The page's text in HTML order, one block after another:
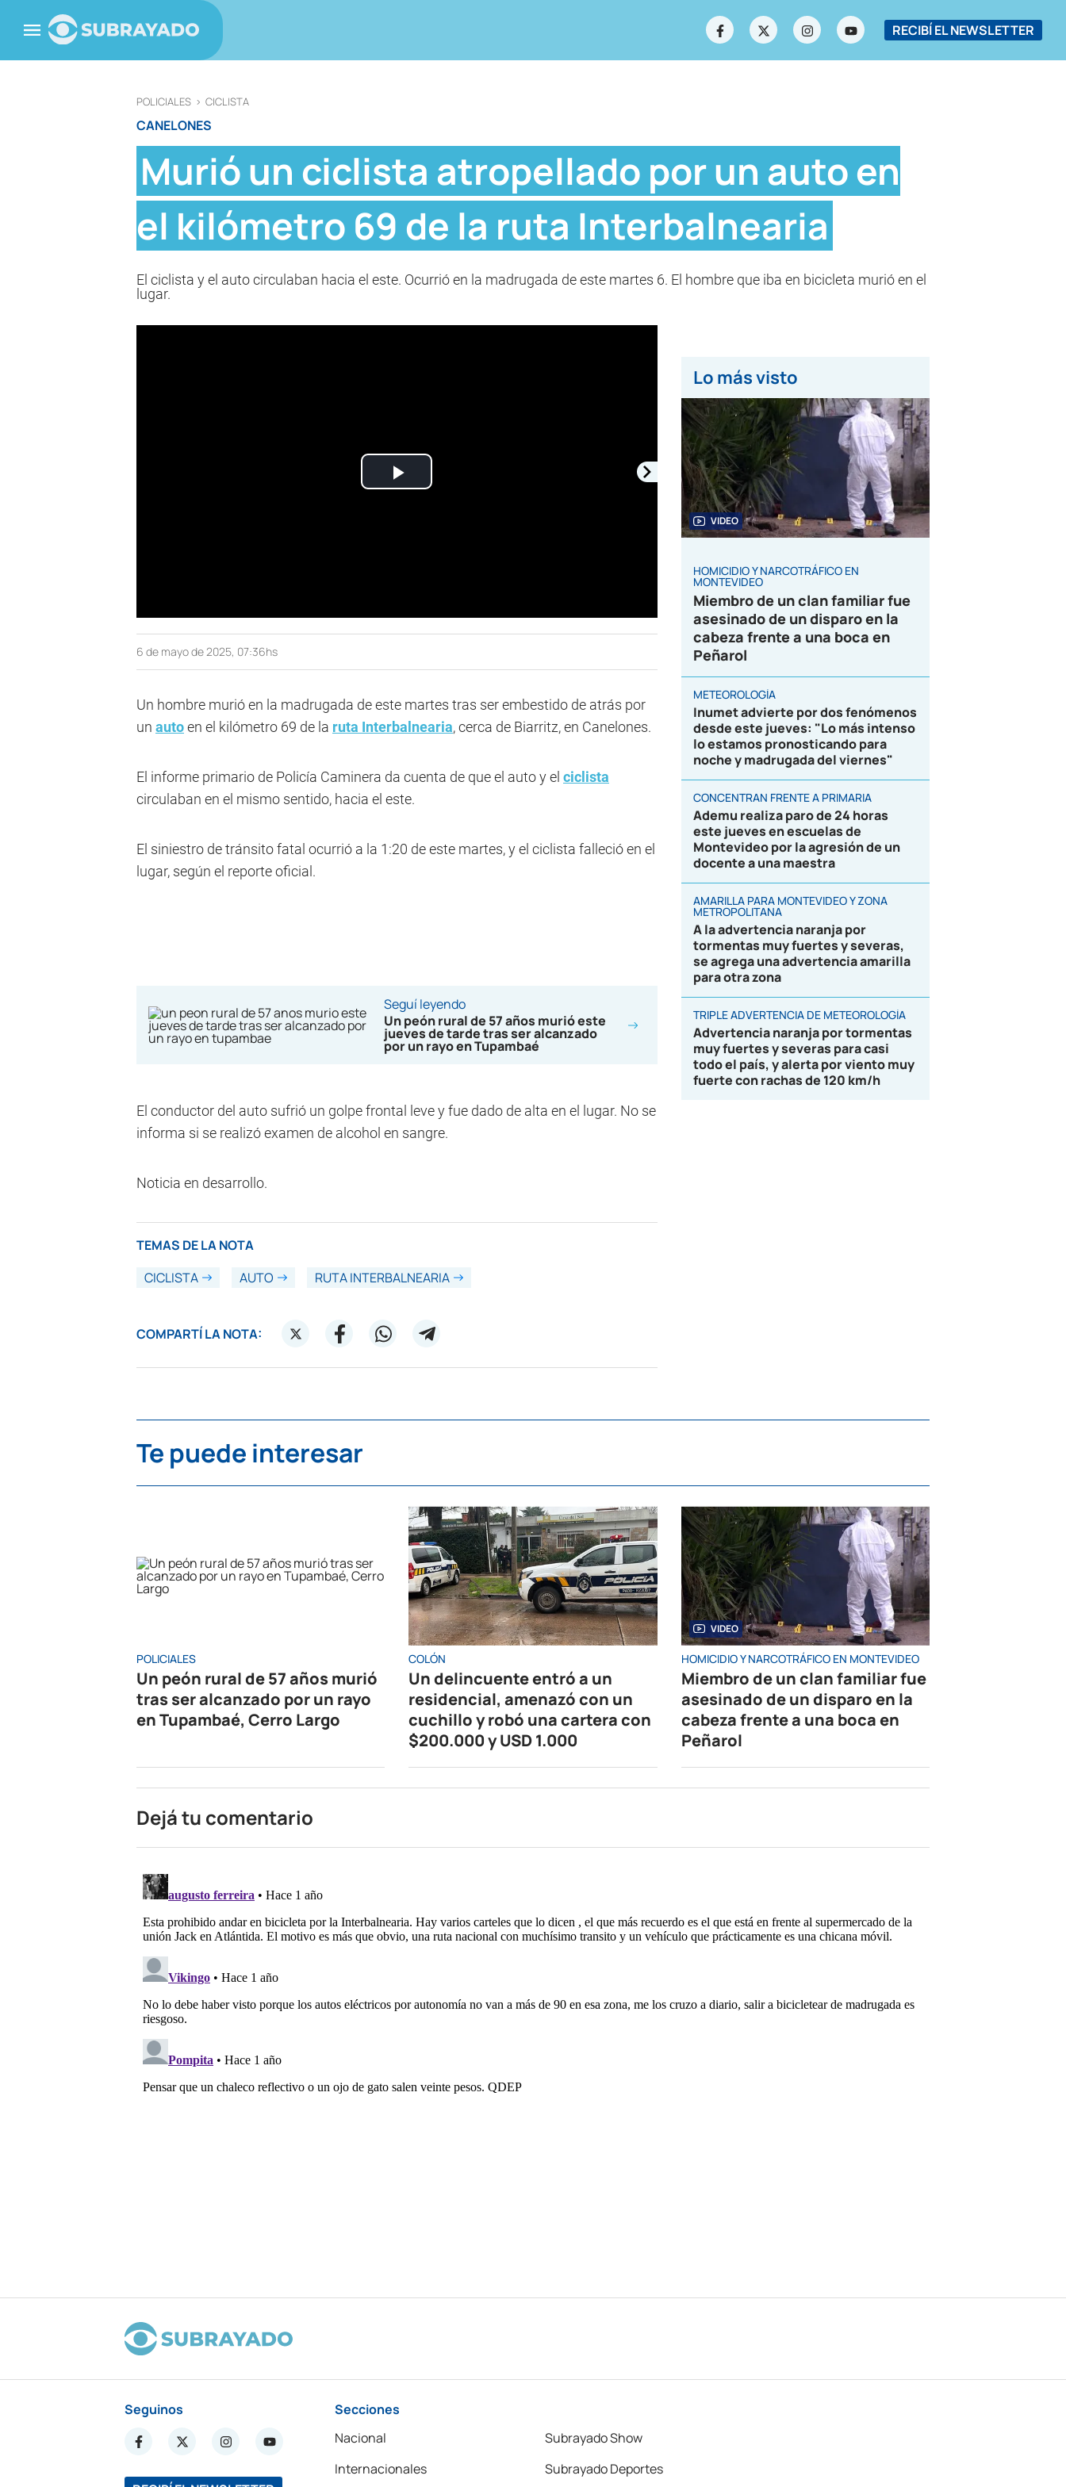
RECIBÍ EL NEWSLETTER
POLICIALES > CICLISTA
CANELONES
Murió un ciclista atropellado por un auto en
el kilómetro 69 de la ruta Interbalnearia
El ciclista y el auto circulaban hacia el este. Ocurrió en la madrugada de este martes 6. El hombre que iba en bicicleta murió en el
lugar.
Play
6 de mayo de 2025, 07:36hs
Un hombre murió en la madrugada de este martes tras ser embestido de atrás por
un autoen el kilómetro 69 de la ruta Interbalnearia, cerca de Biarritz, en Canelones.
El informe primario de Policía Caminera da cuenta de que el auto y el ciclista
circulaban en el mismo sentido, hacia el este.
El siniestro de tránsito fatal ocurrió a la 1:20 de este martes, y el ciclista falleció en el
lugar, según el reporte oficial.
Seguí leyendo
Un peón rural de 57 años murió este
jueves de tarde tras ser alcanzado
por un rayo en Tupambaé
El conductor del auto sufrió un golpe frontal leve y fue dado de alta en el lugar. No se
informa si se realizó examen de alcohol en sangre.
Noticia en desarrollo.
TEMAS DE LA NOTA
CICLISTA
AUTO RUTA INTERBALNEARIA
COMPARTÍ LA NOTA:
Lo más visto
VIDEO
HOMICIDIO Y NARCOTRÁFICO EN
MONTEVIDEO
Miembro de un clan familiar fue
asesinado de un disparo en la
cabeza frente a una boca en
Peñarol
METEOROLOGÍA
Inumet advierte por dos fenómenos
desde este jueves: "Lo más intenso
lo estamos pronosticando para
noche y madrugada del viernes"
CONCENTRAN FRENTE A PRIMARIA
Ademu realiza paro de 24 horas
este jueves en escuelas de
Montevideo por la agresión de un
docente a una maestra
AMARILLA PARA MONTEVIDEO Y ZONA
METROPOLITANA
A la advertencia naranja por
tormentas muy fuertes y severas,
se agrega una advertencia amarilla
para otra zona
TRIPLE ADVERTENCIA DE METEOROLOGÍA
Advertencia naranja por tormentas
muy fuertes y severas para casi
todo el país, y alerta por viento muy
fuerte con rachas de 120 km/h
Te puede interesar
POLICIALES
Un peón rural de 57 años murió
tras ser alcanzado por un rayo
en Tupambaé, Cerro Largo
COLÓN
Un delincuente entró a un
residencial, amenazó con un
cuchillo y robó una cartera con
$200.000 y USD 1.000
VIDEO
HOMICIDIO Y NARCOTRÁFICO EN MONTEVIDEO
Miembro de un clan familiar fue
asesinado de un disparo en la
cabeza frente a una boca en
Peñarol
Dejá tu comentario
Seguinos
Secciones
Nacional
Internacionales
Subrayado Show
Subrayado Deportes